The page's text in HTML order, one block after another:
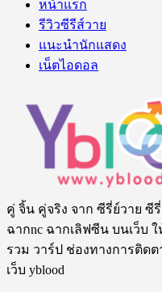
หน้าแรก
รีวิวซีรีส์วาย
แนะนำนักแสดง
เน็ตไอดอล
คู่ จิ้น คู่จริง จาก ซีรี่ย์วาย ซี
ฉากnc ฉากเลิฟซีน บนเว็บ
รวม วาร์ป ช่องทางการติด
เว็บ yblood